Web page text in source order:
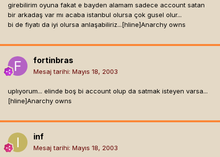
girebilirim oyuna fakat e bayden alamam sadece account satan
bir arkadaş var mı acaba istanbul olursa çok gusel olur...
bi de fiyatı da iyi olursa anlaşabiliriz...[hline]Anarchy owns
fortinbras
Mesaj tarihi: Mayıs 18, 2003
uplıyorum... elinde boş bi account olup da satmak isteyen varsa...
[hline]Anarchy owns
inf
Mesaj tarihi: Mayıs 18, 2003